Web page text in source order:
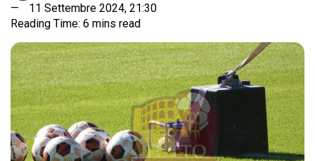
11 Settembre 2024, 21:30
Reading Time: 6 mins read